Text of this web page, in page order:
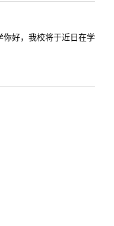
好，我校将于近日在学